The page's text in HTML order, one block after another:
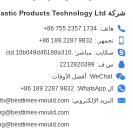
شركة Best Times Mould & Plastic Products Technology Ltd.
هاتف: +86 755 2357 1734
تجمهر.: +86 189 2287 9832
سكايب: مباشر: .cid.10b049d46188a310
س ف: 2212820399
WeChat: أفضل الأوقات
ال WhatsApp:
+86 189 2287 9832
البريد الإلكتروني: mould.com
mould.com
mould.com